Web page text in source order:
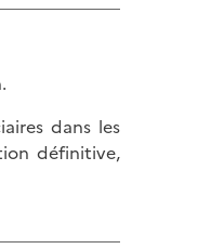
dans les
définitive,